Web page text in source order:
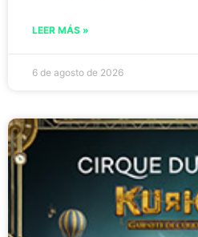
LEER MÁS »
6 de agosto de 2026